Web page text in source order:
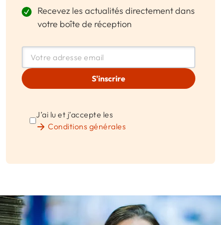
Recevez les actualités directement dans
votre boîte de réception
S'inscrire
J’ai lu et j’accepte les
Conditions générales